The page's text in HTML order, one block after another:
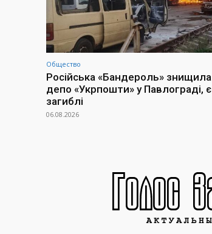
Общество
Російська «Бандероль» знищила
депо «Укрпошти» у Павлограді, є
загиблі
06.08.2026